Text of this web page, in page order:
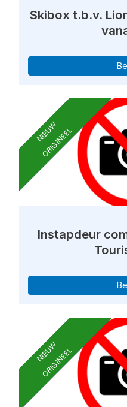
Skibox t.b.v.
NIEUW
ORIGINEEL
Instapdeur
NIEUW
ORIGINEEL